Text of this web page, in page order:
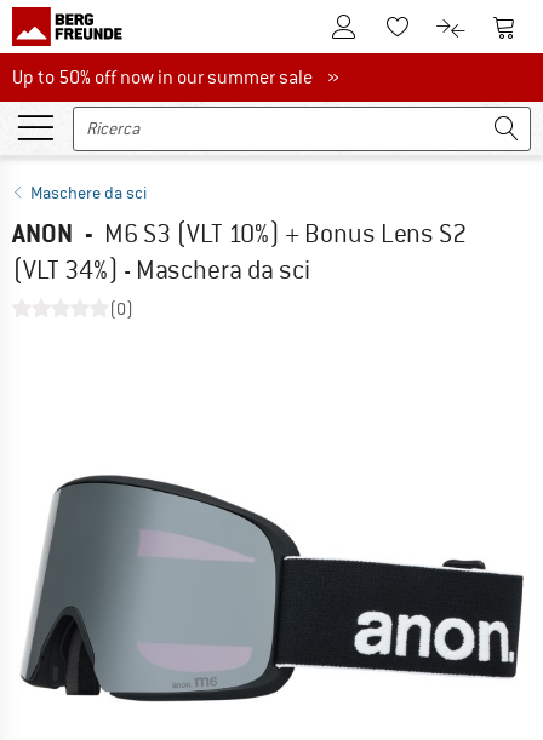
Al conto clienteAlla lista
Al Al
Up to 50% off now in our summer sale
Up to 50% off now in our summer sale »
Maschere da sci
ANON - M6 S3 (VLT 10%) + Bonus Lens S2
(VLT 34%) - Maschera da sci
(0)